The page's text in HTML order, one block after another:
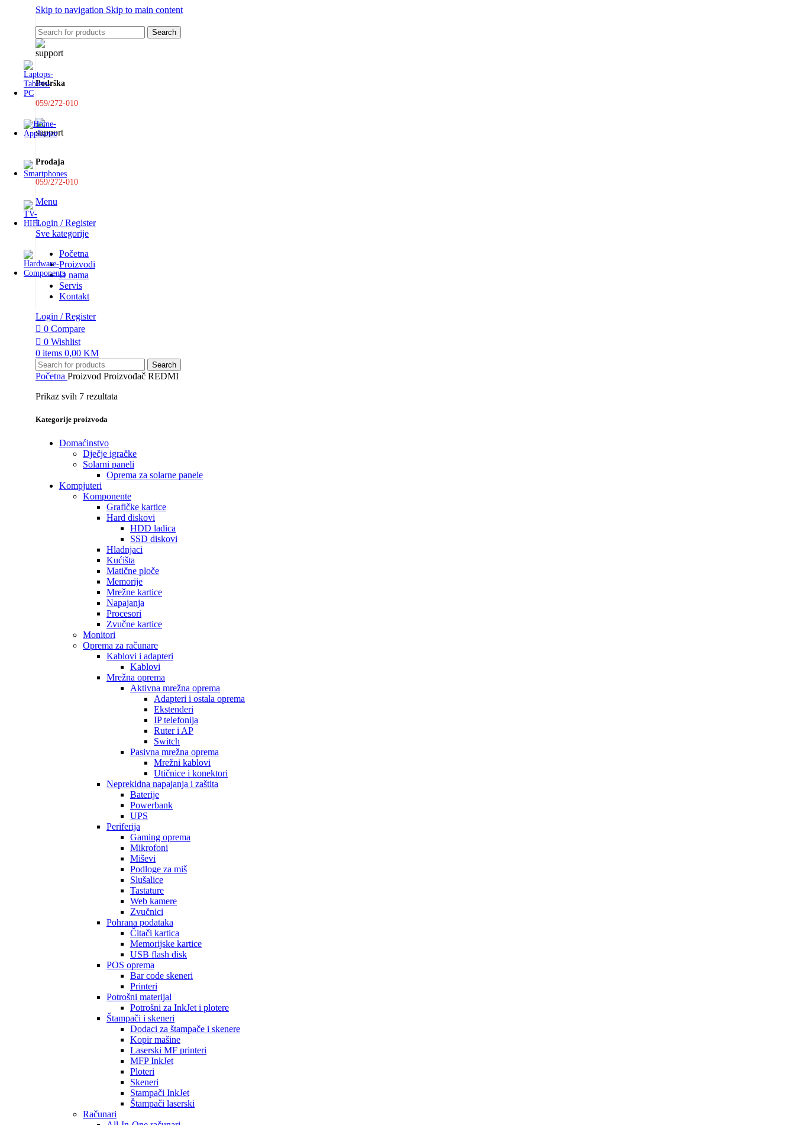
Skip to navigation Skip to main content
Search
Podrška
059/272-010
Prodaja
059/272-010
Menu
Login / Register
Sve kategorije
Početna
Proizvodi
O nama
Servis
Kontakt
Login / Register
0 Compare
0 Wishlist
0 items 0,00 KM
Search
Početna Proizvod Proizvođač REDMI
Prikaz svih 7 rezultata
Kategorije proizvoda
Domaćinstvo
Dječje igračke
Solarni paneli
Oprema za solarne panele
Kompjuteri
Komponente
Grafičke kartice
Hard diskovi
HDD ladica
SSD diskovi
Hladnjaci
Kućišta
Matične ploče
Memorije
Mrežne kartice
Napajanja
Procesori
Zvučne kartice
Monitori
Oprema za računare
Kablovi i adapteri
Kablovi
Mrežna oprema
Aktivna mrežna oprema
Adapteri i ostala oprema
Ekstenderi
IP telefonija
Ruter i AP
Switch
Pasivna mrežna oprema
Mrežni kablovi
Utičnice i konektori
Neprekidna napajanja i zaštita
Baterije
Powerbank
UPS
Periferija
Gaming oprema
Mikrofoni
Miševi
Podloge za miš
Slušalice
Tastature
Web kamere
Zvučnici
Pohrana podataka
Čitači kartica
Memorijske kartice
USB flash disk
POS oprema
Bar code skeneri
Printeri
Potrošni materijal
Potrošni za InkJet i plotere
Štampači i skeneri
Dodaci za štampače i skenere
Kopir mašine
Laserski MF printeri
MFP InkJet
Ploteri
Skeneri
Stampači InkJet
Štampači laserski
Računari